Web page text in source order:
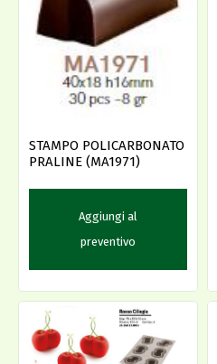
STAMPO POLICARBONATO
PRALINE (MA1971)
Aggiungi al
preventivo